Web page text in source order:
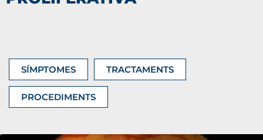
SÍMPTOMES TRACTAMENTS
PROCEDIMENTS